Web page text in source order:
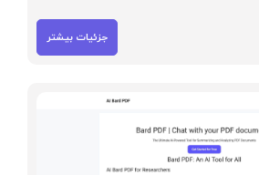
جزئیات بیشتر